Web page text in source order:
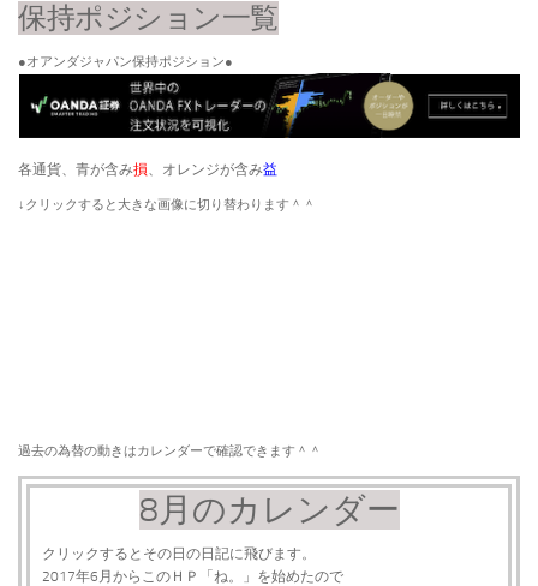
保持ポジション一覧
●オアンダジャパン保持ポジション●
各通貨、青が含み損、オレンジが含み益
​↓クリックすると大きな画像に切り替わります＾＾
過去の為替の動きはカレンダーで確認できます＾＾
8月のカレンダー
クリックするとその日の日記に飛びます。
2017年6月からこのＨＰ「ね。」を始めたので